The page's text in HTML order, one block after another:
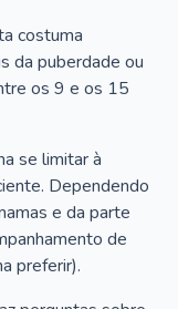
costuma
da puberdade ou
os 9 e os 15
se limitar à
Dependendo
e da parte
de
preferir).